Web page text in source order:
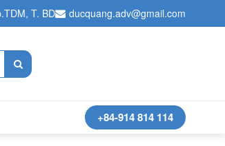
T. BD ducquang.adv@gmail.com
+84-914 814 114